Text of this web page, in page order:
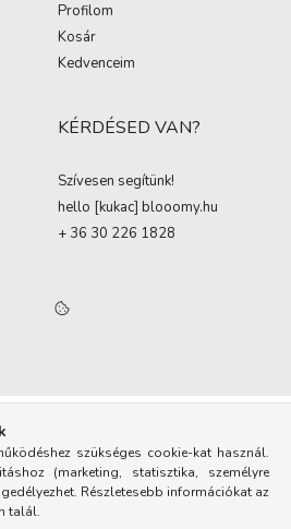
Profilom
Kosár
Kedvenceim
KÉRDÉSED VAN?
Szívesen segítünk!
hello [kukac] blooomy.hu
+ 36 30 226 1828
szükséges cookie-kat használ.
(marketing, statisztika, személyre
Részletesebb információkat az
talál.